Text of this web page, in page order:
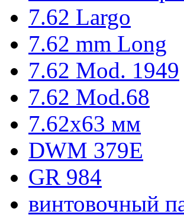
7.62 Largo
7.62 mm Long
7.62 Mod. 1949
7.62 Mod.68
7.62x63 мм
DWM 379E
GR 984
винтовочный